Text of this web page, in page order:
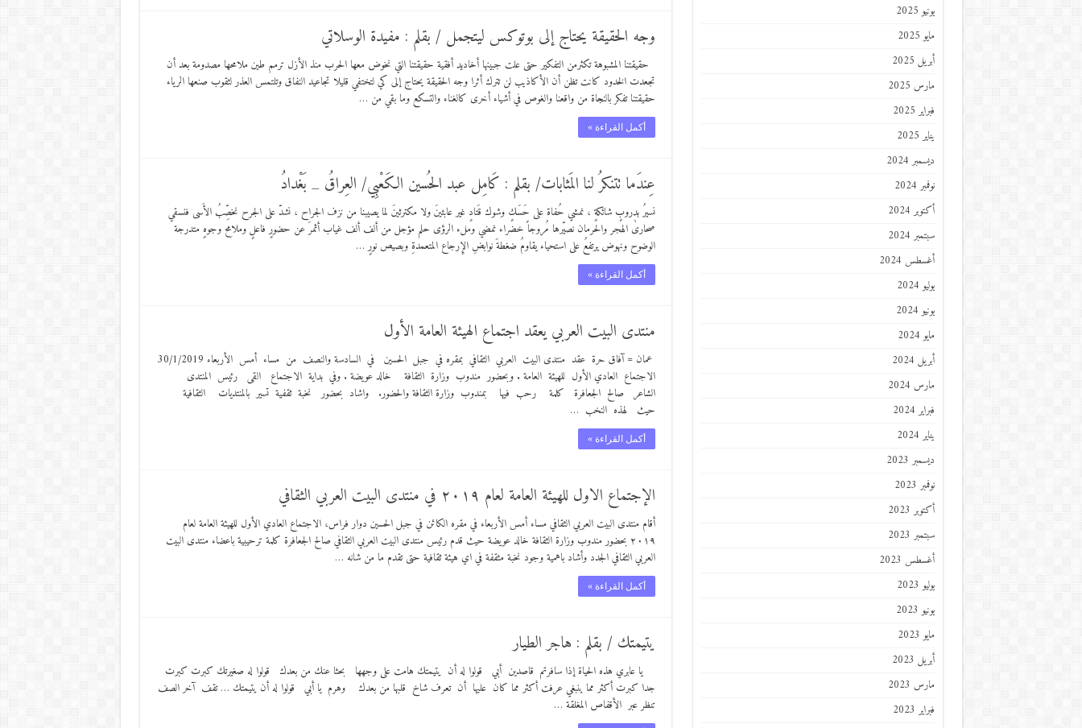
وجه الحقيقة يحتاج إلى بوتوكس ليتجمل / بقلم : مفيدة الوسلاتي
حقيقتنا المشبوهة تكثرمن التفكير حتى علت جبينها أخاديد أفقية حقيقتنا التي نخوض معها الحرب منذ الأزل ترمم طين ملامحها مصدومة بعد أن
تجعدت الخدود كانت تظن أن الأكاذيب لن تترك أثرا وجه الحقيقة يحتاج إلى كي لتختفي قليلا تجاعيد النفاق وتلتمس العذر لثقوب صنعها الرياء
حقيقتنا تفكر بالنجاة من واقعنا والغوص في أشياء أخرى كالغناء والتسكع وما بقي من …
أكمل القراءة »
عِندَما تتنكرُ لنا المَثابات/ بقلم : كَامِل عبد الحُسين الكَعْبِي/ العِراقُ _ بَغْدادُ
نسيرُ بدروبٍ شائكةٍ ، نمشي حُفاة على حَسَكٍ وشوك قَتادٍ غير عابئينَ ولا مكترثينَ لما يصيبنا من نزف الجراح ، نشدّ على الجرح نخصِّبُ الأَسى فنسقي
صحارىٰ الهجر والحرمان نصيّرها مُروجاً خضراء نمضي وملء الرؤى حلم مؤجل من ألف ألف غياب أثمرَ عن حضورٍ فاعلٍ وملامح وجوهٍ متدرجة
الوضوح ونهوض يرتفعُ على استحياء يقاومُ ضغطةَ نوابضِ الإِرجاع المتعمدةِ وبصيص نورٍ …
أكمل القراءة »
منتدى البيت العربي يعقد اجتماع الهيئة العامة الأول
عمان = آفاق حرة عقد منتدى البيت العربي الثقافي بمقره في جبل الحسين في السادسة والنصف من مساء أمس الأربعاء 30/1/2019
الاجتماع العادي الأول للهيئة العامة . وبحضور مندوب وزارة الثقافة خالد عويضة . وفي بداية الاجتماع القى رئيس المنتدى
الشاعر صالح الجعافرة كلمة رحب فيها بمندوب وزارة الثقافة والحضور. واشاد بحضور نخبة ثقفية تسير بالمنتديات الثقافية
حيث لهذه النخب …
أكمل القراءة »
الإجتماع الاول للهيئة العامة لعام ٢٠١٩ في منتدى البيت العربي الثقافي
أقام منتدى البيت العربي الثقافي مساء أمس الأربعاء في مقره الكائن في جبل الحسين دوار فراس، الاجتماع العادي الأول للهيئة العامة لعام
٢٠١٩ بحضور مندوب وزارة الثقافة خالد عويضة حيث قدم رئيس منتدى البيت العربي الثقافي صالح الجعافرة كلمة ترحيبية باعضاء منتدى البيت
العربي الثقافي الجدد وأشاد باهمية وجود نخبة مثقفة في اي هيئة ثقافية حتى تقدم ما من شانه …
أكمل القراءة »
يتيمتك / بقلم : هاجر الطيار
يا عابري هذه الحياة إذا سافرتم قاصدين أبي قولوا له أن يتيمتك هامت على وجهها بحثا عنك من بعدك قولوا له صغيرتك كبرت كبرت
جدا كبرت أكثر مما ينبغي عرفت أكثر مما كان عليها أن تعرف شاخ قلبها من بعدك وهرم يا أبي قولوا له أن يتيمتك … تقف آخر الصف
تنظر عبر الأقفاص المغلقة …
يونيو 2025
مايو 2025
أبريل 2025
مارس 2025
فبراير 2025
يناير 2025
ديسمبر 2024
نوفمبر 2024
أكتوبر 2024
سبتمبر 2024
أغسطس 2024
يوليو 2024
يونيو 2024
مايو 2024
أبريل 2024
مارس 2024
فبراير 2024
يناير 2024
ديسمبر 2023
نوفمبر 2023
أكتوبر 2023
سبتمبر 2023
أغسطس 2023
يوليو 2023
يونيو 2023
مايو 2023
أبريل 2023
مارس 2023
فبراير 2023